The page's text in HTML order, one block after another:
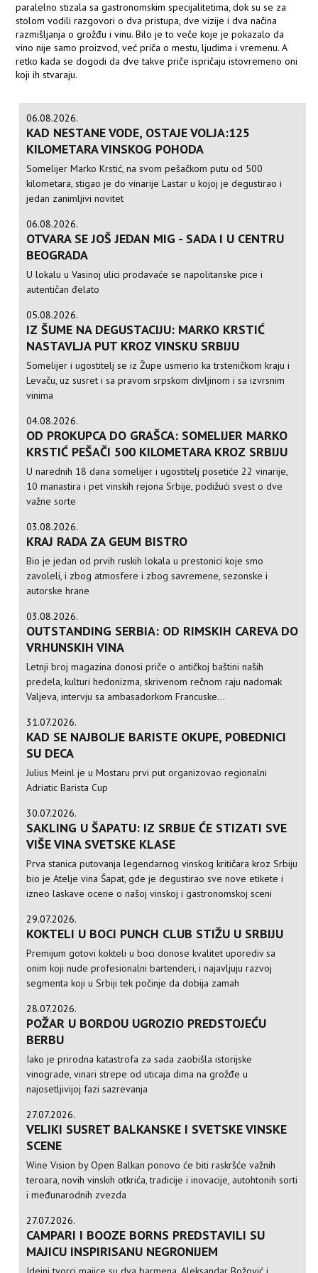
paralelno stizala sa gastronomskim specijalitetima, dok su se za
stolom vodili razgovori o dva pristupa, dve vizije i dva načina
razmišljanja o grožđu i vinu. Bilo je to veče koje je pokazalo da
vino nije samo proizvod, već priča o mestu, ljudima i vremenu. A
retko kada se dogodi da dve takve priče ispričaju istovremeno oni
koji ih stvaraju.
06.08.2026.
KAD NESTANE VODE, OSTAJE VOLJA:125
KILOMETARA VINSKOG POHODA
Somelijer Marko Krstić, na svom pešačkom putu od 500
kilometara, stigao je do vinarije Lastar u kojoj je degustirao i
jedan zanimljivi novitet
06.08.2026.
OTVARA SE JOŠ JEDAN MIG - SADA I U CENTRU
BEOGRADA
U lokalu u Vasinoj ulici prodavaće se napolitanske pice i
autentičan đelato
05.08.2026.
IZ ŠUME NA DEGUSTACIJU: MARKO KRSTIĆ
NASTAVLJA PUT KROZ VINSKU SRBIJU
Somelijer i ugostitelj se iz Župe usmerio ka trsteničkom kraju i
Levaču, uz susret i sa pravom srpskom divljinom i sa izvrsnim
vinima
04.08.2026.
OD PROKUPCA DO GRAŠCA: SOMELIJER MARKO
KRSTIĆ PEŠAČI 500 KILOMETARA KROZ SRBIJU
U narednih 18 dana somelijer i ugostitelj posetiće 22 vinarije,
10 manastira i pet vinskih rejona Srbije, podižući svest o dve
važne sorte
03.08.2026.
KRAJ RADA ZA GEUM BISTRO
Bio je jedan od prvih ruskih lokala u prestonici koje smo
zavoleli, i zbog atmosfere i zbog savremene, sezonske i
autorske hrane
03.08.2026.
OUTSTANDING SERBIA: OD RIMSKIH CAREVA DO
VRHUNSKIH VINA
Letnji broj magazina donosi priče o antičkoj baštini naših
predela, kulturi hedonizma, skrivenom rečnom raju nadomak
Valjeva, intervju sa ambasadorkom Francuske...
31.07.2026.
KAD SE NAJBOLJE BARISTE OKUPE, POBEDNICI
SU DECA
Julius Meinl je u Mostaru prvi put organizovao regionalni
Adriatic Barista Cup
30.07.2026.
SAKLING U ŠAPATU: IZ SRBIJE ĆE STIZATI SVE
VIŠE VINA SVETSKE KLASE
Prva stanica putovanja legendarnog vinskog kritičara kroz Srbiju
bio je Atelje vina Šapat, gde je degustirao sve nove etikete i
izneo laskave ocene o našoj vinskoj i gastronomskoj sceni
29.07.2026.
KOKTELI U BOCI PUNCH CLUB STIŽU U SRBIJU
Premijum gotovi kokteli u boci donose kvalitet uporediv sa
onim koji nude profesionalni bartenderi, i najavljuju razvoj
segmenta koji u Srbiji tek počinje da dobija zamah
28.07.2026.
POŽAR U BORDOU UGROZIO PREDSTOJEĆU
BERBU
Iako je prirodna katastrofa za sada zaobišla istorijske
vinograde, vinari strepe od uticaja dima na grožđe u
najosetljivijoj fazi sazrevanja
27.07.2026.
VELIKI SUSRET BALKANSKE I SVETSKE VINSKE
SCENE
Wine Vision by Open Balkan ponovo će biti raskršće važnih
teroara, novih vinskih otkrića, tradicije i inovacije, autohtonih sorti
i međunarodnih zvezda
27.07.2026.
CAMPARI I BOOZE BORNS PREDSTAVILI SU
MAJICU INSPIRISANU NEGRONIJEM